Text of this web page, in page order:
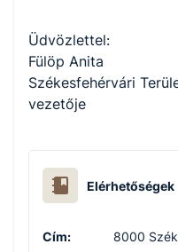
Üdvözlettel:
Fülöp Anita
Székesfehérvári
vezetője
Elérhetőségek
Cím: 8000